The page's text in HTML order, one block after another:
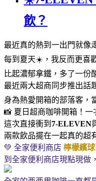
飲？
最近真的熱到一出門就像
每到夏天☀️，我反而更喜
比起濃郁拿鐵，多了一份
最近兩大超商同步推出話
身為熱愛開箱的部落客，
📸 夏日超商咖啡開箱！一
這次直接衝到 7-ELEVEN
兩款飲品擺在一起真的超
💚 全家便利商店 檸檬繽
到全家便利商店現點現做